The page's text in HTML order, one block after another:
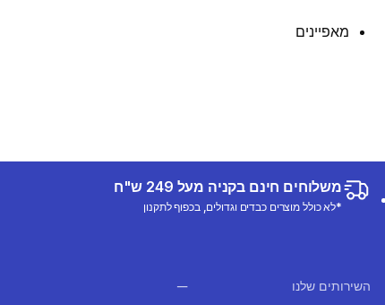
מאפיינים
משלוחים חינם בקניה מעל 249 ש"ח
*לא כולל מוצרים כבדים וגדולים, בכפוף לתקנון
השירותים שלנו